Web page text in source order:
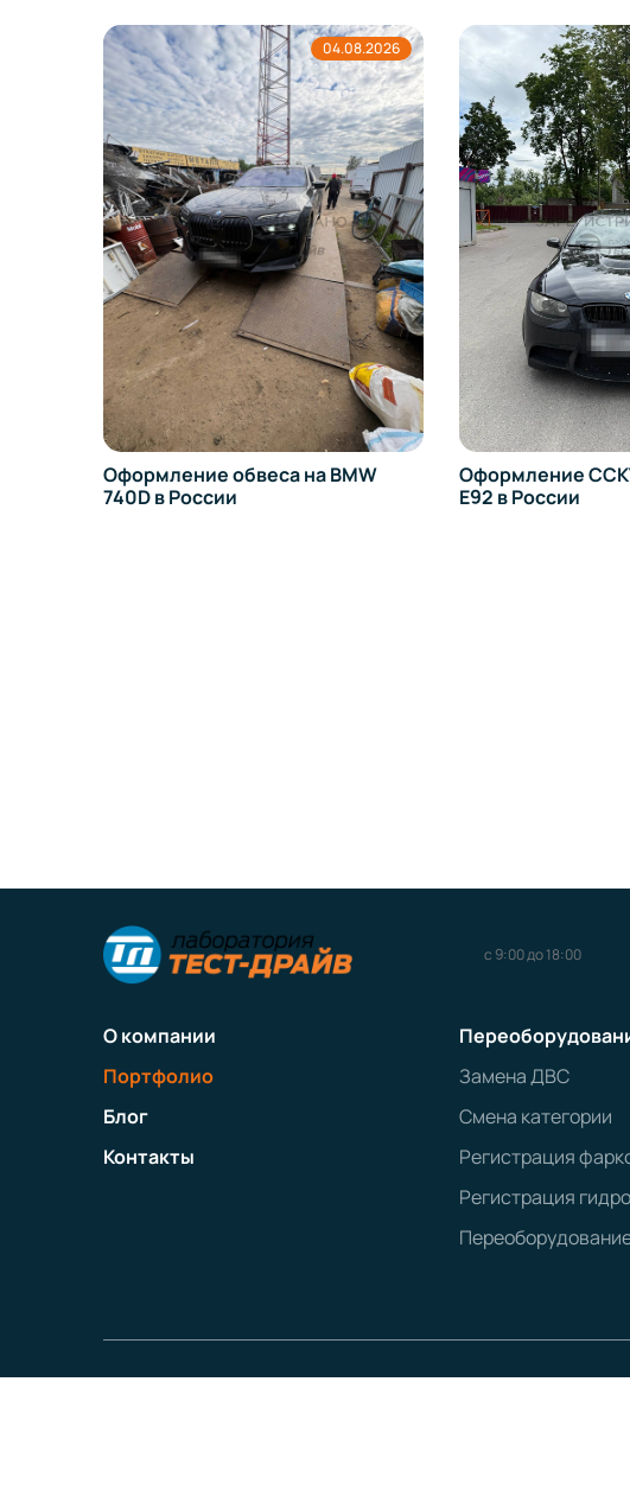
04.08.2026
Оформление обвеса на BMW
740D в России
Оформление ССКТС на
E92 в России
с 9:00 до 18:00
О компании
Портфолио
Блог
Контакты
Замена ДВС
Смена категории
Регистрация
Регистрация